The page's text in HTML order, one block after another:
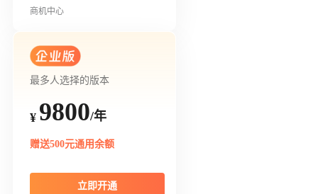
商机中心
最多人选择的版本
¥ 9800/年
赠送500元通用余额
立即开通